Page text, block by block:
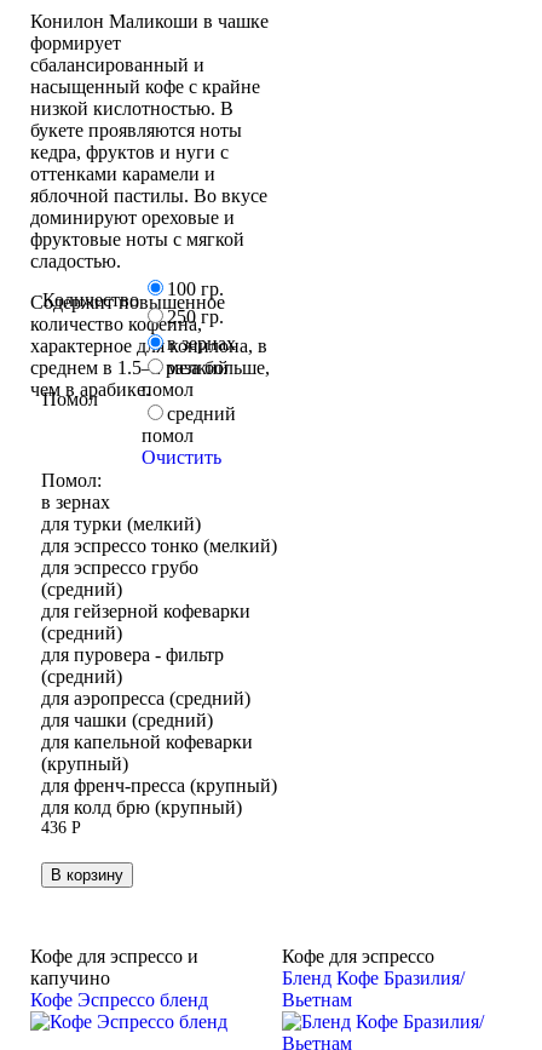
Конилон Маликоши в чашке
формирует
сбалансированный и
насыщенный кофе с крайне
низкой кислотностью. В
букете проявляются ноты
кедра, фруктов и нуги с
оттенками карамели и
яблочной пастилы. Во вкусе
доминируют ореховые и
фруктовые ноты с мягкой
сладостью.
Содержит повышенное
количество кофеина,
характерное для конилона, в
среднем в 1.5–2 раза больше,
чем в арабике.
Количество
100 гр.
250 гр.
Помол
в зернах
мелкий
помол
средний
помол
Очистить
Помол:
в зернах
для турки (мелкий)
для эспрессо тонко (мелкий)
для эспрессо грубо
(средний)
для гейзерной кофеварки
(средний)
для пуровера - фильтр
(средний)
для аэропресса (средний)
для чашки (средний)
для капельной кофеварки
(крупный)
для френч-пресса (крупный)
для колд брю (крупный)
436 Р
В корзину
Кофе для эспрессо
Бленд Кофе Бразилия/
Вьетнам
Кофе для эспрессо и
капучино
Кофе Эспрессо бленд